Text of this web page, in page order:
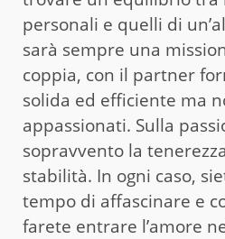
personali e quelli di
sarà sempre una
coppia, con il partner
solida ed efficiente ma
appassionati. Sulla
sopravvento la
stabilità. In ogni caso,
tempo di affascinare e
farete entrare l’amore